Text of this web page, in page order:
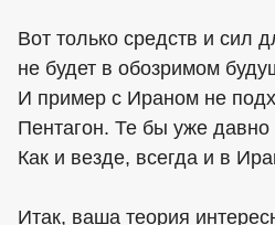
Вот только средств и сил
не будет в обозримом
И пример с Ираном не
Пентагон. Те бы уже
Как и везде, всегда и в
Итак, ваша теория